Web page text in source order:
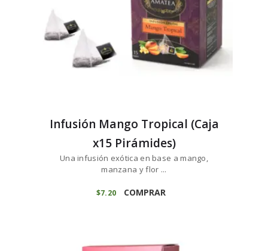
Infusión Mango Tropical (Caja
x15 Pirámides)
Una infusión exótica en base a mango,
manzana y flor ...
$7 20 COMPRAR